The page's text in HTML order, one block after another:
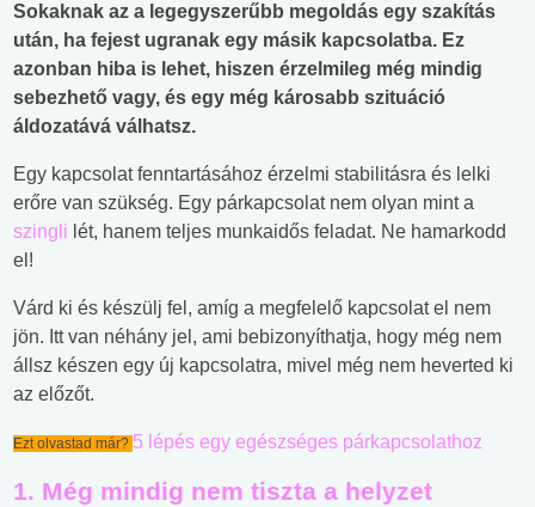
Sokaknak az a legegyszerűbb megoldás egy szakítás
után, ha fejest ugranak egy másik kapcsolatba. Ez
azonban hiba is lehet, hiszen érzelmileg még mindig
sebezhető vagy, és egy még károsabb szituáció
áldozatává válhatsz.
Egy kapcsolat fenntartásához érzelmi stabilitásra és lelki
erőre van szükség. Egy párkapcsolat nem olyan mint a
szingli lét, hanem teljes munkaidős feladat. Ne hamarkodd
el!
Várd ki és készülj fel, amíg a megfelelő kapcsolat el nem
jön. Itt van néhány jel, ami bebizonyíthatja, hogy még nem
állsz készen egy új kapcsolatra, mivel még nem heverted ki
az előzőt.
Ezt olvastad már? 5 lépés egy egészséges párkapcsolathoz
1. Még mindig nem tiszta a helyzet